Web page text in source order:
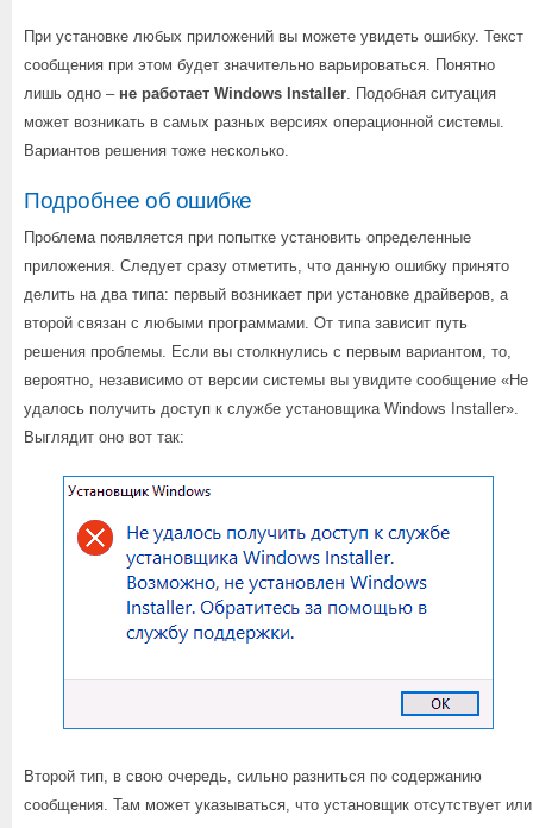
При установке любых приложений вы можете увидеть ошибку. Текст
сообщения при этом будет значительно варьироваться. Понятно
лишь одно – не работает Windows Installer. Подобная ситуация
может возникать в самых разных версиях операционной системы.
Вариантов решения тоже несколько.
Подробнее об ошибке
Проблема появляется при попытке установить определенные
приложения. Следует сразу отметить, что данную ошибку принято
делить на два типа: первый возникает при установке драйверов, а
второй связан с любыми программами. От типа зависит путь
решения проблемы. Если вы столкнулись с первым вариантом, то,
вероятно, независимо от версии системы вы увидите сообщение «Не
удалось получить доступ к службе установщика Windows Installer».
Выглядит оно вот так:
Второй тип, в свою очередь, сильно разниться по содержанию
сообщения. Там может указываться, что установщик отсутствует или